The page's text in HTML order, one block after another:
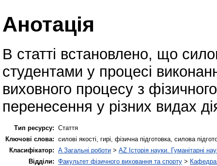
Анотація
В статті встановлено, що
студентами у процесі
виховного процесу з
перенесення у різних видах
Тип ресурсу: Стаття
Ключові слова: силові якості, гирі, фізична підготовка, силова
Класифікатор: A Загальні роботи > AZ Історія науки. Гуманітарні
Відділи: Факультет фізичного виховання та спорту > Кафедра